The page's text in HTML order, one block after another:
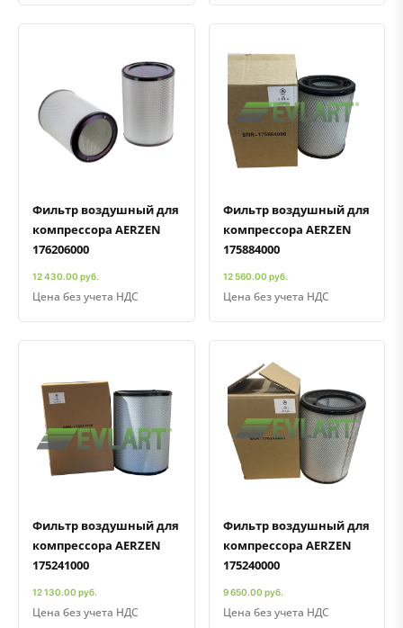
Быстрый просмотрДобавить к сравнению
Добавить в избранное
Фильтр воздушный для
компрессора AERZEN
176206000
12 430.00 руб.
Цена без учета НДС
Быстрый просмотрДобавить к сравнению
Добавить в избранное
Фильтр воздушный для
компрессора AERZEN
175884000
12 560.00 руб.
Цена без учета НДС
Быстрый просмотрДобавить к сравнению
Добавить в избранное
Фильтр воздушный для
компрессора AERZEN
175241000
12 130.00 руб.
Цена без учета НДС
Быстрый просмотрДобавить к сравнению
Добавить в избранное
Фильтр воздушный для
компрессора AERZEN
175240000
9 650.00 руб.
Цена без учета НДС